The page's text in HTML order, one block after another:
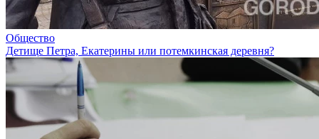
Общество
Детище Петра, Екатерины или потемкинская деревня?